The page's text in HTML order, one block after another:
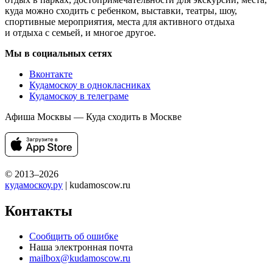
куда можно сходить с ребенком, выставки, театры, шоу,
спортивные мероприятия, места для активного отдыха
и отдыха с семьей, и многое другое.
Мы в социальных сетях
Вконтакте
Кудамоскоу в однокласниках
Кудамоскоу в телеграме
Афиша Москвы — Куда сходить в Москве
© 2013–2026
кудамоскоу.ру | kudamoscow.ru
Контакты
Сообщить об ошибке
Наша электронная почта
mailbox@kudamoscow.ru